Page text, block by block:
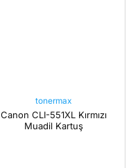
tonermax
Canon CLI-551XL Kırmızı
Muadil Kartuş